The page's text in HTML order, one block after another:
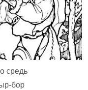
средь
бор